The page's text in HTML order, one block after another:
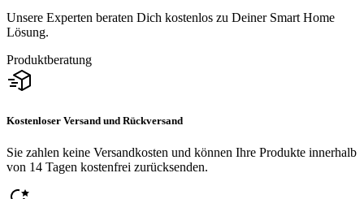
Unsere Experten beraten Dich kostenlos zu Deiner Smart Home
Lösung.
Produktberatung
Kostenloser Versand und Rückversand
Sie zahlen keine Versandkosten und können Ihre Produkte innerhalb
von 14 Tagen kostenfrei zurücksenden.